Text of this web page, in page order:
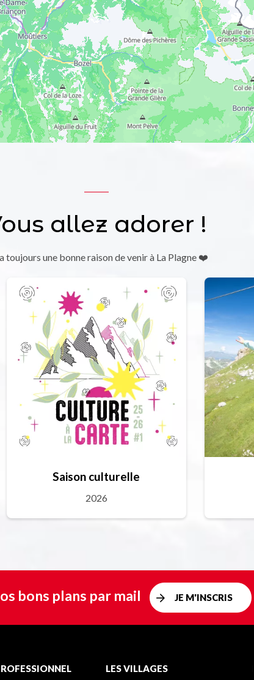
allez adorer !
toujours une bonne raison de venir à La Plagne ❤️
Saison culturelle
2026
bons plans par mail JE M'INSCRIS
LES VILLAGES